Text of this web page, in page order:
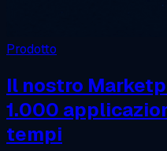
Prodotto
Il nostro
1.000
tempi